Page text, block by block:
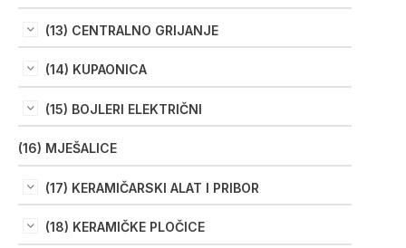
(13) CENTRALNO GRIJANJE
(14) KUPAONICA
(15) BOJLERI ELEKTRIČNI
(16) MJEŠALICE
(17) KERAMIČARSKI ALAT I PRIBOR
(18) KERAMIČKE PLOČICE